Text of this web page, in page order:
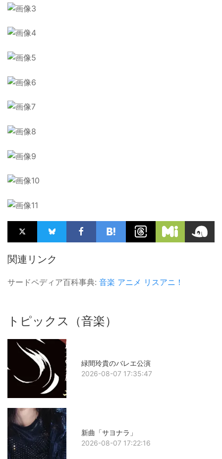
関連リンク
サードペディア百科事典: 音楽 アニメ リスアニ！
トピックス（音楽）
緑間玲貴のバレエ公演
2026-08-07 17:35:47
新曲「サヨナラ」
2026-08-07 17:22:16